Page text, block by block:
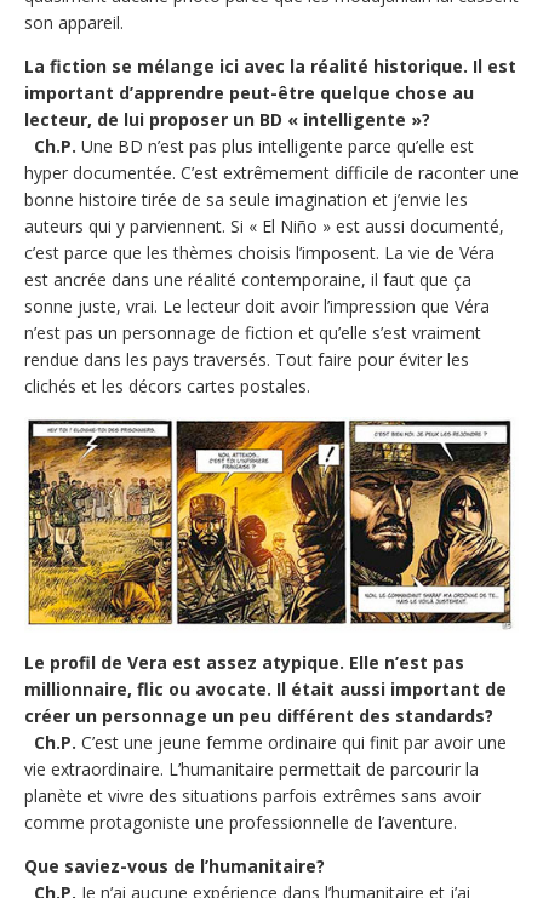
son appareil.
La fiction se mélange ici avec la réalité historique. Il est
important d’apprendre peut-être quelque chose au
lecteur, de lui proposer un BD « intelligente »?
Ch.P. Une BD n’est pas plus intelligente parce qu’elle est
hyper documentée. C’est extrêmement difficile de raconter une
bonne histoire tirée de sa seule imagination et j’envie les
auteurs qui y parviennent. Si « El Niño » est aussi documenté,
c’est parce que les thèmes choisis l’imposent. La vie de Véra
est ancrée dans une réalité contemporaine, il faut que ça
sonne juste, vrai. Le lecteur doit avoir l’impression que Véra
n’est pas un personnage de fiction et qu’elle s’est vraiment
rendue dans les pays traversés. Tout faire pour éviter les
clichés et les décors cartes postales.
Le profil de Vera est assez atypique. Elle n’est pas
millionnaire, flic ou avocate. Il était aussi important de
créer un personnage un peu différent des standards?
Ch.P. C’est une jeune femme ordinaire qui finit par avoir une
vie extraordinaire. L’humanitaire permettait de parcourir la
planète et vivre des situations parfois extrêmes sans avoir
comme protagoniste une professionnelle de l’aventure.
Que saviez-vous de l’humanitaire?
Ch.P. Je n’ai aucune expérience dans l’humanitaire et j’ai